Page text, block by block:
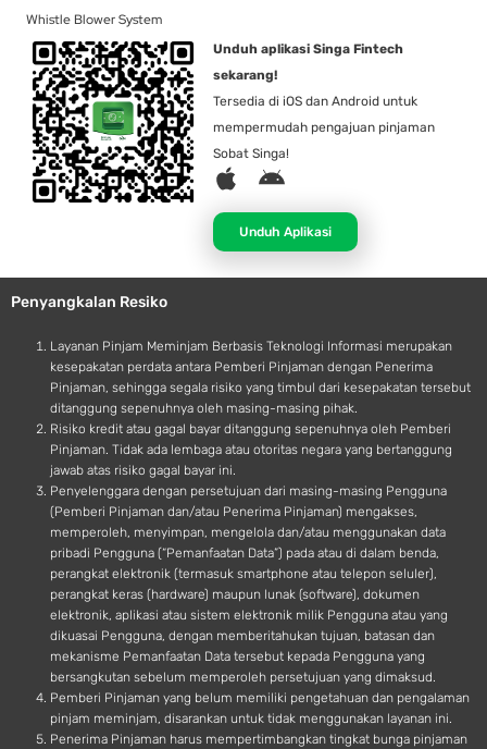
Whistle Blower System
Unduh aplikasi Singa Fintech
sekarang!
Tersedia di iOS dan Android untuk
mempermudah pengajuan pinjaman
Sobat Singa!
A
p
l
e
A
d
r
o
d
Unduh Aplikasi
Penyangkalan Resiko
Layanan Pinjam Meminjam Berbasis Teknologi Informasi merupakan
kesepakatan perdata antara Pemberi Pinjaman dengan Penerima
Pinjaman, sehingga segala risiko yang timbul dari kesepakatan tersebut
ditanggung sepenuhnya oleh masing-masing pihak.
Risiko kredit atau gagal bayar ditanggung sepenuhnya oleh Pemberi
Pinjaman. Tidak ada lembaga atau otoritas negara yang bertanggung
jawab atas risiko gagal bayar ini.
Penyelenggara dengan persetujuan dari masing-masing Pengguna
(Pemberi Pinjaman dan/atau Penerima Pinjaman) mengakses,
memperoleh, menyimpan, mengelola dan/atau menggunakan data
pribadi Pengguna (“Pemanfaatan Data”) pada atau di dalam benda,
perangkat elektronik (termasuk smartphone atau telepon seluler),
perangkat keras (hardware) maupun lunak (software), dokumen
elektronik, aplikasi atau sistem elektronik milik Pengguna atau yang
dikuasai Pengguna, dengan memberitahukan tujuan, batasan dan
mekanisme Pemanfaatan Data tersebut kepada Pengguna yang
bersangkutan sebelum memperoleh persetujuan yang dimaksud.
Pemberi Pinjaman yang belum memiliki pengetahuan dan pengalaman
pinjam meminjam, disarankan untuk tidak menggunakan layanan ini.
Penerima Pinjaman harus mempertimbangkan tingkat bunga pinjaman